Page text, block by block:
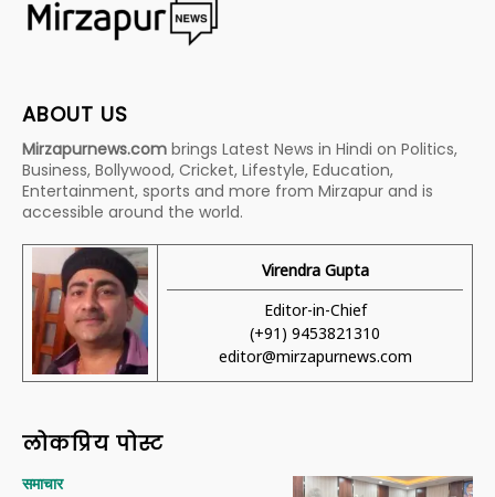
ABOUT US
Mirzapurnews.com brings Latest News in Hindi on Politics,
Business, Bollywood, Cricket, Lifestyle, Education,
Entertainment, sports and more from Mirzapur and is
accessible around the world.
Virendra Gupta
Editor-in-Chief
(+91) 9453821310
editor@mirzapurnews.com
लोकप्रिय पोस्ट
समाचार